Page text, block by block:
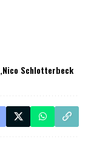
Nico Schlotterbeck